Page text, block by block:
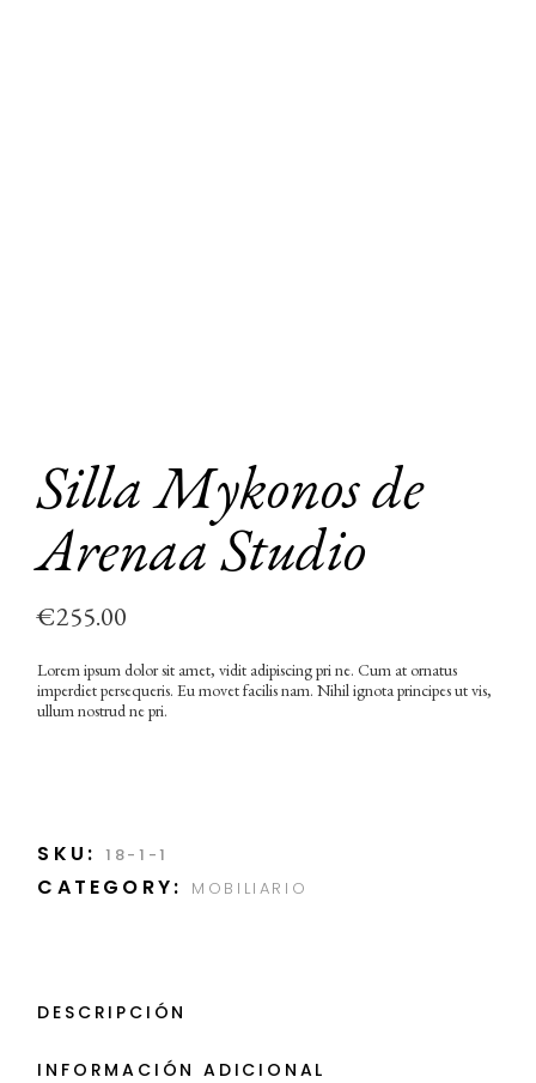
Silla Mykonos de
Arenaa Studio
€255.00
Lorem ipsum dolor sit amet, vidit adipiscing pri ne. Cum at ornatus
imperdiet persequeris. Eu movet facilis nam. Nihil ignota principes ut vis,
ullum nostrud ne pri.
SKU: 18-1-1
CATEGORY: MOBILIARIO
DESCRIPCIÓN
INFORMACIÓN ADICIONAL